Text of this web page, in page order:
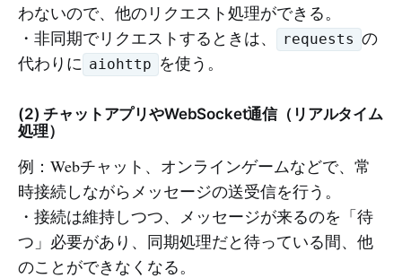
わないので、他のリクエスト処理ができる。
・非同期でリクエストするときは、
requests の
代わりに aiohttp を使う。
(2) チャットアプリやWebSocket通信（リアルタイム
処理）
例：Webチャット、オンラインゲームなどで、常
時接続しながらメッセージの送受信を行う。
・接続は維持しつつ、メッセージが来るのを「待
つ」必要があり、同期処理だと待っている間、他
のことができなくなる。